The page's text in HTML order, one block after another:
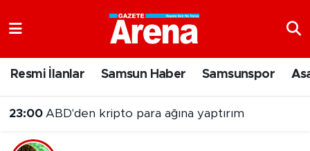
Resmi İlanlar Samsun Haber Samsunspor
23:00 ABD'den kripto para ağına yaptırım
Samsun Namaz Vakitleri